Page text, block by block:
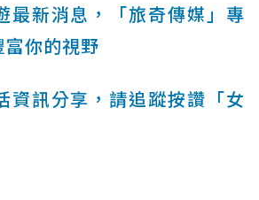
最新消息，「旅奇傳媒」專
你的視野
資訊分享，請追蹤按讚「女